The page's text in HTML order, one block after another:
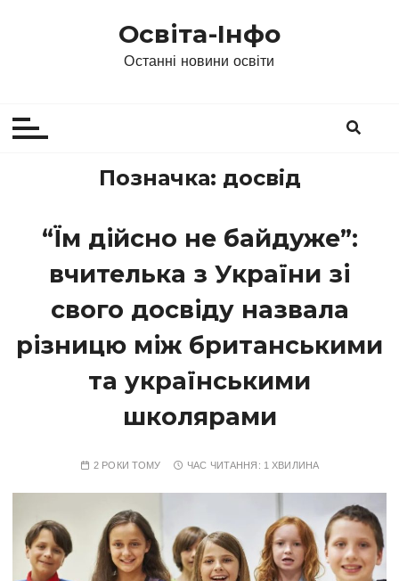
Освіта-Інфо
Останні новини освіти
Позначка: досвід
“Їм дійсно не байдуже”:
вчителька з України зі
свого досвіду назвала
різницю між британськими
та українськими
школярами
2 РОКИ ТОМУ ЧАС ЧИТАННЯ: 1 ХВИЛИНА